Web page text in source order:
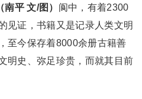
平 文/图） 阆中，有着2300
见证，书籍又是记录人类文明
至今保存着8000余册古籍善
明史、弥足珍贵，而就其目前